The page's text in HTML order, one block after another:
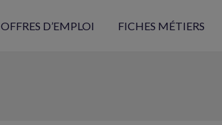
OFFRES D’EMPLOI FICHES MÉTIERS